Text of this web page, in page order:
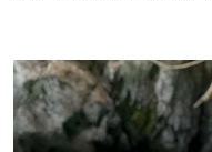
के
ट
I